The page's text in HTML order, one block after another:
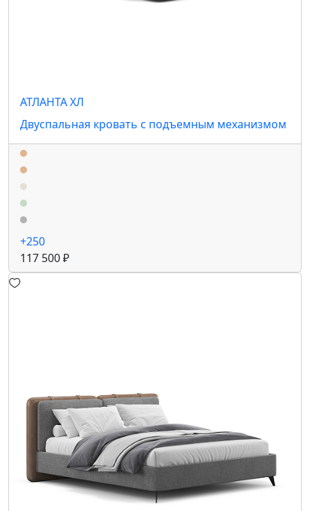
АТЛАНТА ХЛ
Двуспальная кровать с подъемным механизмом
+250
117 500 ₽